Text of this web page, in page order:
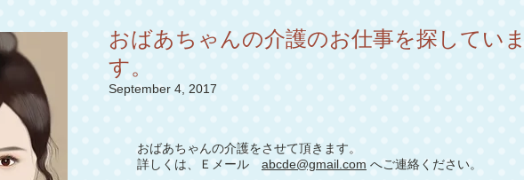
おばあちゃんの介護のお仕事を探していま
す。
September 4, 2017
おばあちゃんの介護をさせて頂きます。
詳しくは、Ｅメール abcde@gmail.com へご連絡ください。